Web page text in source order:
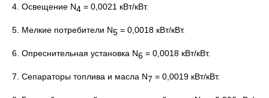
4. Освещение N4 = 0,0021 кВт/кВт.
5. Мелкие потребители N5 = 0,0018 кВт/кВт.
6. Опреснительная установка N6 = 0,0018 кВт/кВт.
7. Сепараторы топлива и масла N7 = 0,0019 кВт/кВт.